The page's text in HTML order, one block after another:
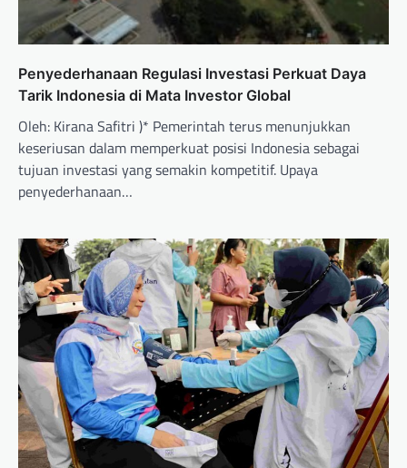
Penyederhanaan Regulasi Investasi Perkuat Daya
Tarik Indonesia di Mata Investor Global
Oleh: Kirana Safitri )* Pemerintah terus menunjukkan
keseriusan dalam memperkuat posisi Indonesia sebagai
tujuan investasi yang semakin kompetitif. Upaya
penyederhanaan…